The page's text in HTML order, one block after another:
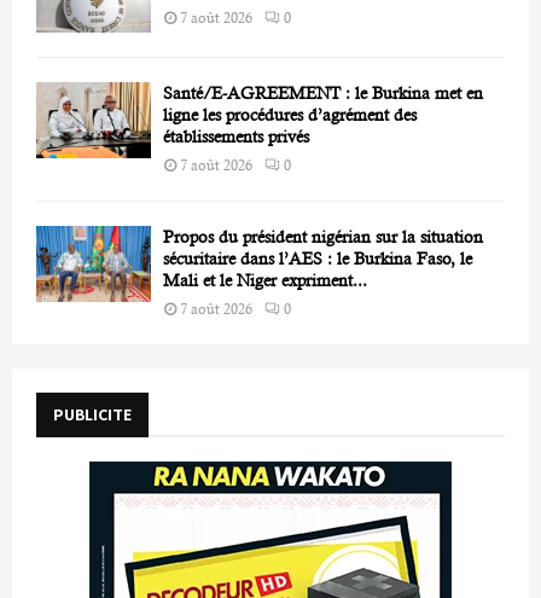
7 août 2026 0
Santé/E-AGREEMENT : le Burkina met en
ligne les procédures d’agrément des
établissements privés
7 août 2026 0
Propos du président nigérian sur la situation
sécuritaire dans l’AES : le Burkina Faso, le
Mali et le Niger expriment...
7 août 2026 0
PUBLICITE